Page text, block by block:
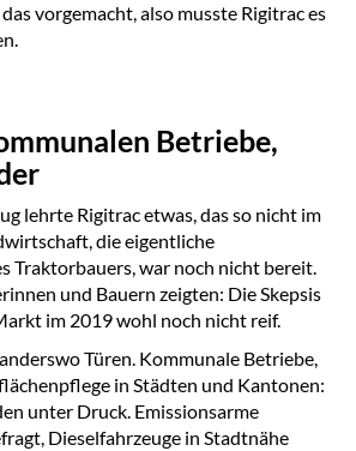
vorgemacht, also musste Rigitrac es
Betriebe,
lehrte Rigitrac etwas, das so nicht im
die eigentliche
Traktorbauers, war noch nicht bereit.
und Bauern zeigten: Die Skepsis
im 2019 wohl noch nicht reif.
Türen. Kommunale Betriebe,
in Städten und Kantonen:
unter Druck. Emissionsarme
Dieselfahrzeuge in Stadtnähe